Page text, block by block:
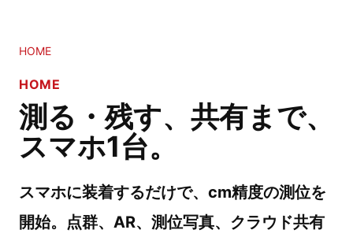
HOME
HOME
測る・残す、共有まで、
スマホ1台。
スマホに装着するだけで、cm精度の測位を
開始。点群、AR、測位写真、クラウド共有